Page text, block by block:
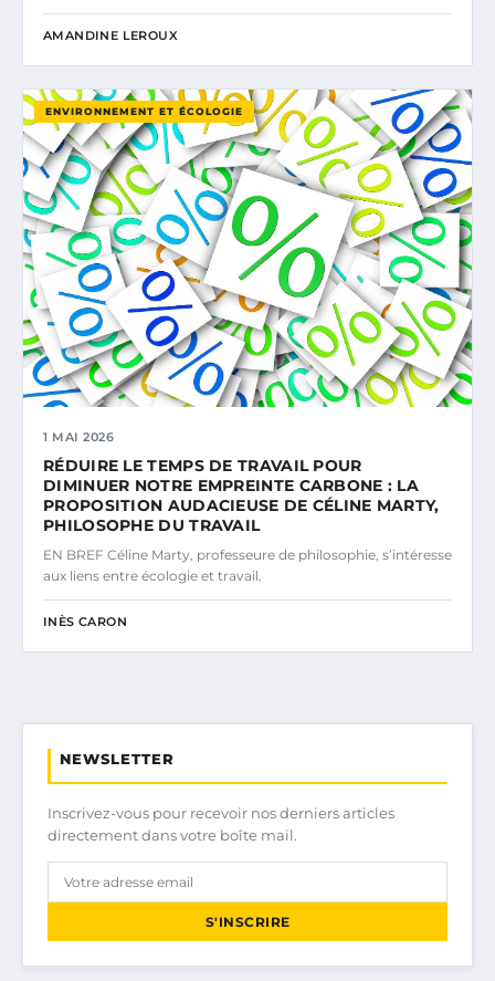
AMANDINE LEROUX
ENVIRONNEMENT ET ÉCOLOGIE
1 MAI 2026
RÉDUIRE LE TEMPS DE TRAVAIL POUR
DIMINUER NOTRE EMPREINTE CARBONE : LA
PROPOSITION AUDACIEUSE DE CÉLINE MARTY,
PHILOSOPHE DU TRAVAIL
EN BREF Céline Marty, professeure de philosophie, s’intéresse
aux liens entre écologie et travail.
INÈS CARON
NEWSLETTER
Inscrivez-vous pour recevoir nos derniers articles
directement dans votre boîte mail.
S'INSCRIRE